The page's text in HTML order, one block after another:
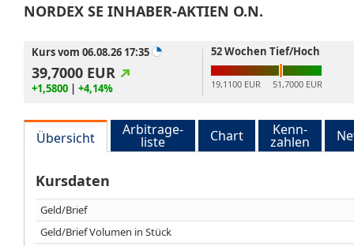
NORDEX SE INHABER-AKTIEN O.N.
Kurs vom 06.08.26 17:35
39,7000 EUR
+1,5800 | +4,14%
52 Wochen Tief/Hoch
19,1100 EUR 51,7000 EUR
Übersicht Arbitrage-
liste Chart Kenn-
zahlen
Kursdaten
Geld/Brief
Geld/Brief Volumen in Stück